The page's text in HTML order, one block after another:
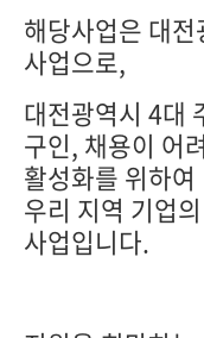
해당사업은 대
사업으로,
대전광역시 4대
구인, 채용이 어
활성화를 위하여
우리 지역 기업
사업입니다.